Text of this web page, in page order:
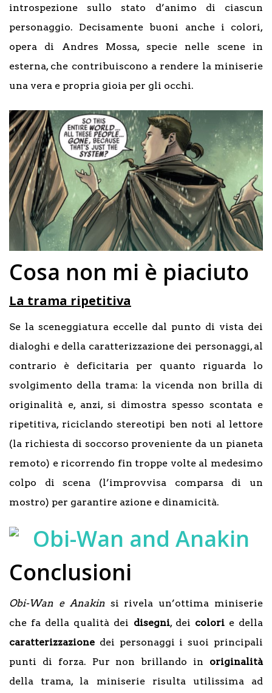
introspezione sullo stato d’animo di ciascun
personaggio. Decisamente buoni anche i colori,
opera di Andres Mossa, specie nelle scene in
esterna, che contribuiscono a rendere la miniserie
una vera e propria gioia per gli occhi.
Cosa non mi è piaciuto
La trama ripetitiva
Se la sceneggiatura eccelle dal punto di vista dei
dialoghi e della caratterizzazione dei personaggi, al
contrario è deficitaria per quanto riguarda lo
svolgimento della trama: la vicenda non brilla di
originalità e, anzi, si dimostra spesso scontata e
ripetitiva, riciclando stereotipi ben noti al lettore
(la richiesta di soccorso proveniente da un pianeta
remoto) e ricorrendo fin troppe volte al medesimo
colpo di scena (l’improvvisa comparsa di un
mostro) per garantire azione e dinamicità.
Conclusioni
Obi-Wan e Anakin si rivela un’ottima miniserie
che fa della qualità dei disegni, dei colorie della
caratterizzazione dei personaggi i suoi principali
punti di forza. Pur non brillando in originalità
della trama, la miniserie risulta utilissima ad